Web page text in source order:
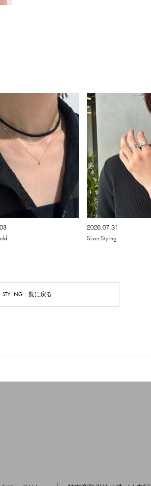
2026.07.31
Silver Styling
STYLING一覧に戻る